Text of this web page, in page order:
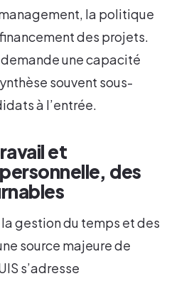
la politique
des projets.
une capacité
souvent sous-
à l’entrée.
et
des
gestion du temps et des
source majeure de
s’adresse